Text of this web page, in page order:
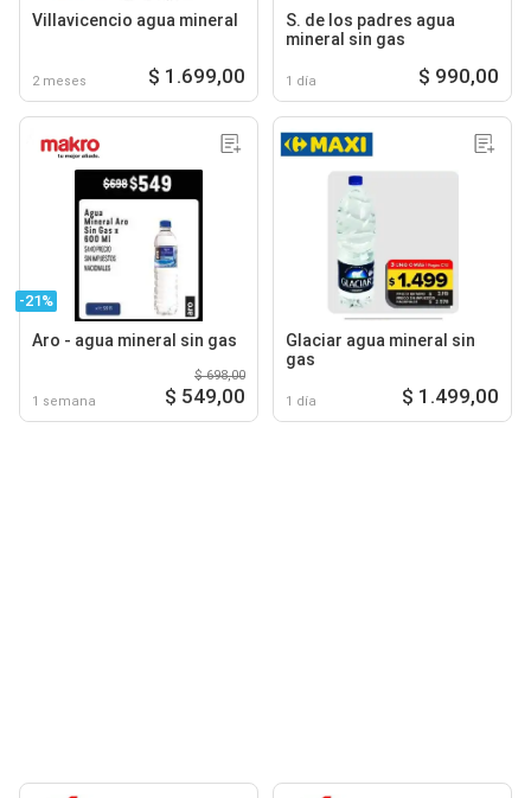
Villavicencio agua mineral
2 meses $ 1.699,00
S. de los padres agua
mineral sin gas
1 día $ 990,00
-21%
Aro - agua mineral sin gas
1 semana
$ 698,00
$ 549,00
Glaciar agua mineral sin
gas
1 día $ 1.499,00